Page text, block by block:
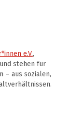
e.V.,
stehen für
– aus sozialen,